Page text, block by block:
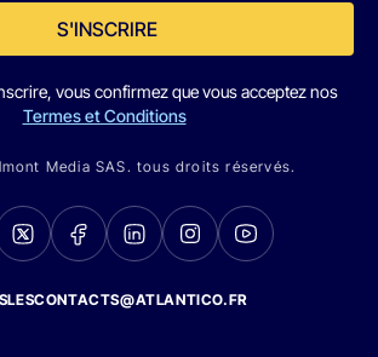
S'INSCRIRE
vous confirmez que vous acceptez nos
Termes et Conditions
Media SAS. tous droits réservés.